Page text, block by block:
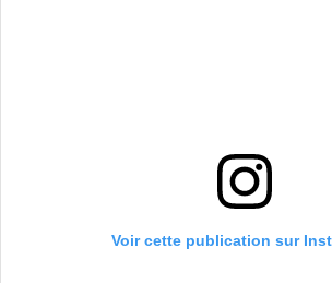
Voir cette publication sur